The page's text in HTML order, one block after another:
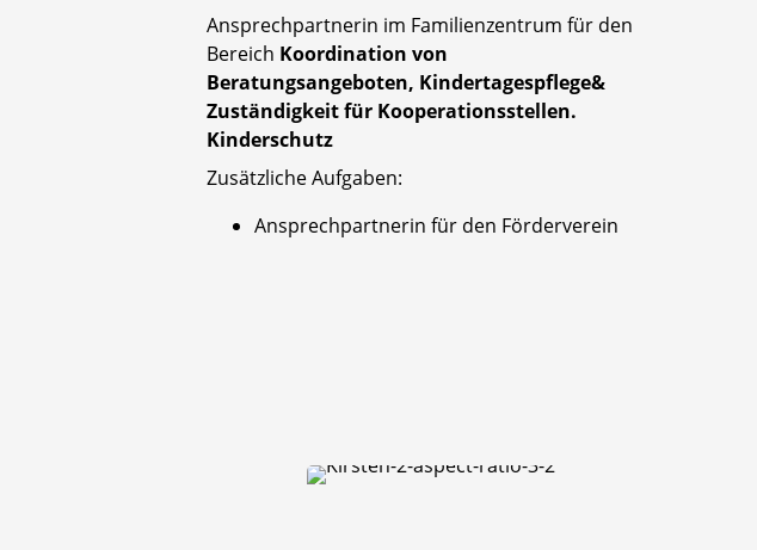
Ansprechpartnerin im Familienzentrum für den
Bereich Koordination von
Beratungsangeboten, Kindertagespflege&
Zuständigkeit für Kooperationsstellen.
Kinderschutz
Zusätzliche Aufgaben:
Ansprechpartnerin für den Förderverein